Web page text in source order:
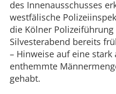
des Innenausschusses
westfälische
die Kölner Polizeiführung
Silvesterabend bereits
– Hinweise auf eine
enthemmte
gehabt.